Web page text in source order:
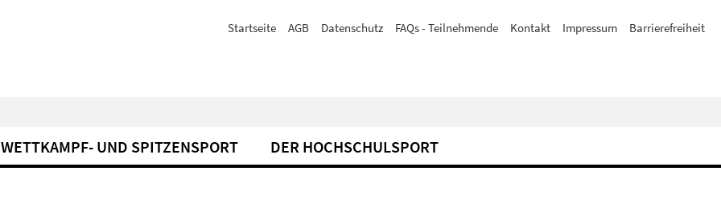
Startseite AGB Datenschutz FAQs - Teilnehmende Kontakt Impressum Barrierefreiheit
WETTKAMPF- UND SPITZENSPORT DER HOCHSCHULSPORT